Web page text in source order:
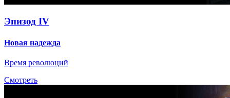
Эпизод IV
Новая надежда
Время революций
Смотреть